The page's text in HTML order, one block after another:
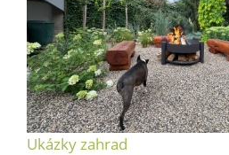
Ukázky zahrad